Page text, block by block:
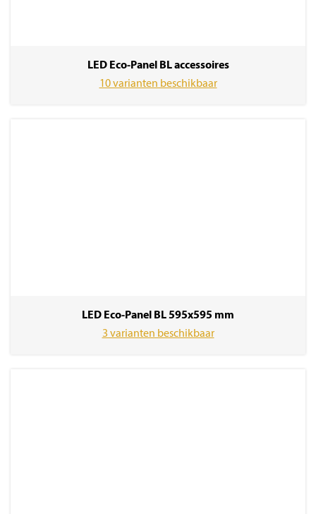
LED Eco-Panel BL accessoires
10 varianten beschikbaar
LED Eco-Panel BL 595x595 mm
3 varianten beschikbaar